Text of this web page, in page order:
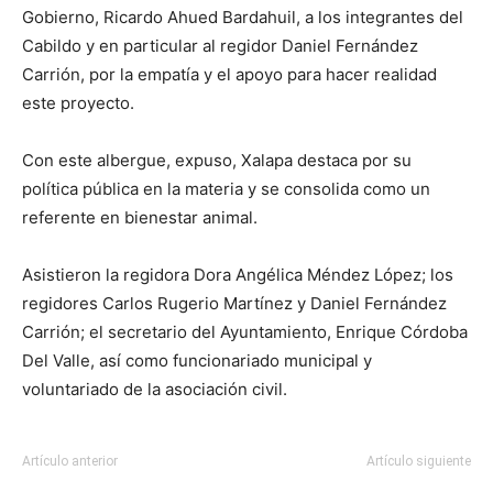
Gobierno, Ricardo Ahued Bardahuil, a los integrantes del
Cabildo y en particular al regidor Daniel Fernández
Carrión, por la empatía y el apoyo para hacer realidad
este proyecto.
Con este albergue, expuso, Xalapa destaca por su
política pública en la materia y se consolida como un
referente en bienestar animal.
Asistieron la regidora Dora Angélica Méndez López; los
regidores Carlos Rugerio Martínez y Daniel Fernández
Carrión; el secretario del Ayuntamiento, Enrique Córdoba
Del Valle, así como funcionariado municipal y
voluntariado de la asociación civil.
Artículo anterior Artículo siguiente